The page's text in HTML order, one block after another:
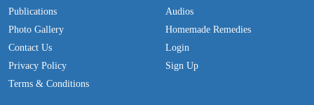
Publications
Photo Gallery
Contact Us
Privacy Policy
Terms & Conditions
Audios
Homemade Remedies
Login
Sign Up